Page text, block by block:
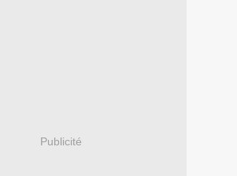
Publicité